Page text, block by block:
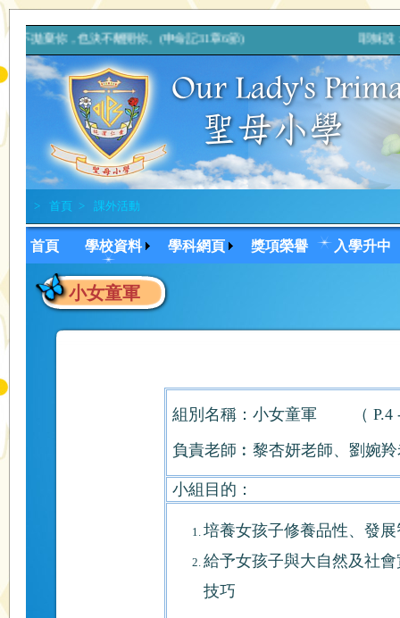
拋棄你，也決不離開你。(申命記31章6節) 耶穌說：
> 首頁 > 課外活動
首頁 學校資料 學科網頁 獎項榮譽 入學升中
小女童軍
組別名稱：小女童軍 （ P.4 -
負責老師︰黎杏妍老師、劉婉
小組目的：
培養女孩子修養品性、發
給予女孩子與大自然及社
技巧